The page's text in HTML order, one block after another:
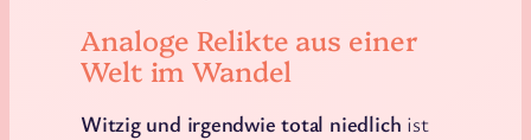
Analoge Relikte aus einer
Welt im Wandel
Witzig und irgendwie total niedlich ist